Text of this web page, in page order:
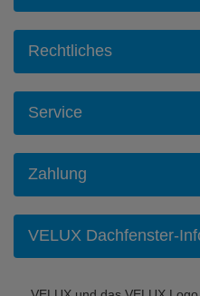
Rechtliches
Service
Zahlung
VELUX Dachfenster-